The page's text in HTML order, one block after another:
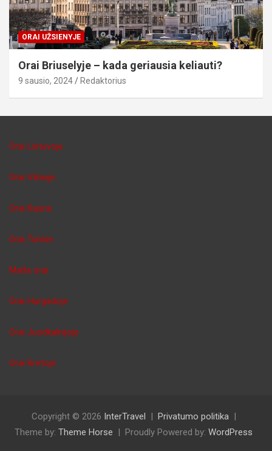
ORAI UŽSIENYJE
Orai Briuselyje – kada geriausia keliauti?
9 sausio, 2024 Redaktorius
Orai Lietuvoje
Orai Vilniuje
Orai Kaune
Orai Tunise
Malta orai
Orai Hurgadoje
Orai Juodkalnijoje
Orai Kretoje
Copyright © 2026 InterTravel
Privatumo politika
Theme by: Theme Horse Proudly Powered by: WordPress